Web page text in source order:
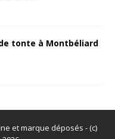
tonte à Montbéliard
et marque déposés - (c)